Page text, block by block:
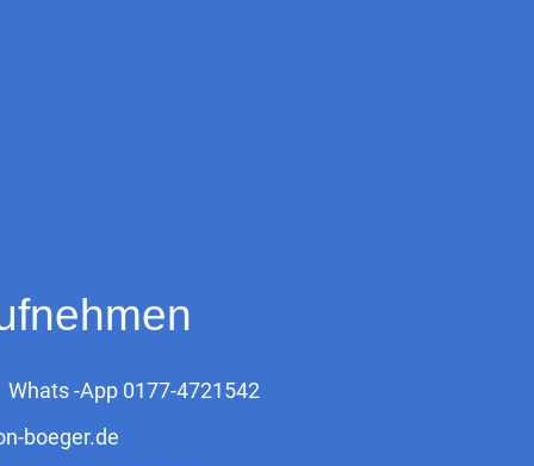
-App 0177-4721542
boeger.de